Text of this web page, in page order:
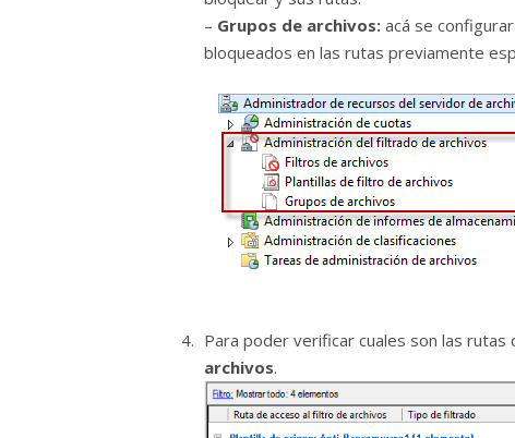
– Grupos de archivos: acá se
bloqueados en las rutas previamente
Para poder verificar cuales son las rutas
archivos.